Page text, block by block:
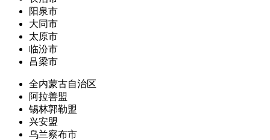
阳泉市
大同市
太原市
临汾市
吕梁市
全内蒙古自治区
阿拉善盟
锡林郭勒盟
兴安盟
乌兰察布市